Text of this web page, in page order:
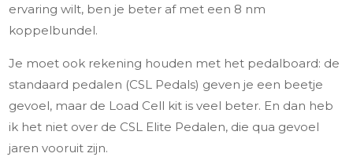
ervaring wilt, ben je beter af met een 8 nm
koppelbundel.
Je moet ook rekening houden met het pedalboard: de
standaard pedalen (CSL Pedals) geven je een beetje
gevoel, maar de Load Cell kit is veel beter. En dan heb
ik het niet over de CSL Elite Pedalen, die qua gevoel
jaren vooruit zijn.